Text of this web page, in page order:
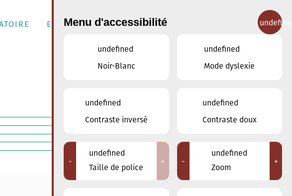
ENSEIGNEMENT MUSICAL CONTACT
FÉVRIER
24 25 26 28
Menu d'accessibilité
undefined
Noir-Blanc
undefined
Mode dyslexie
undefined
Contraste inversé
undefined
Contraste doux
-
undefined
Taille de police
+ -
undefined
Zoom
+